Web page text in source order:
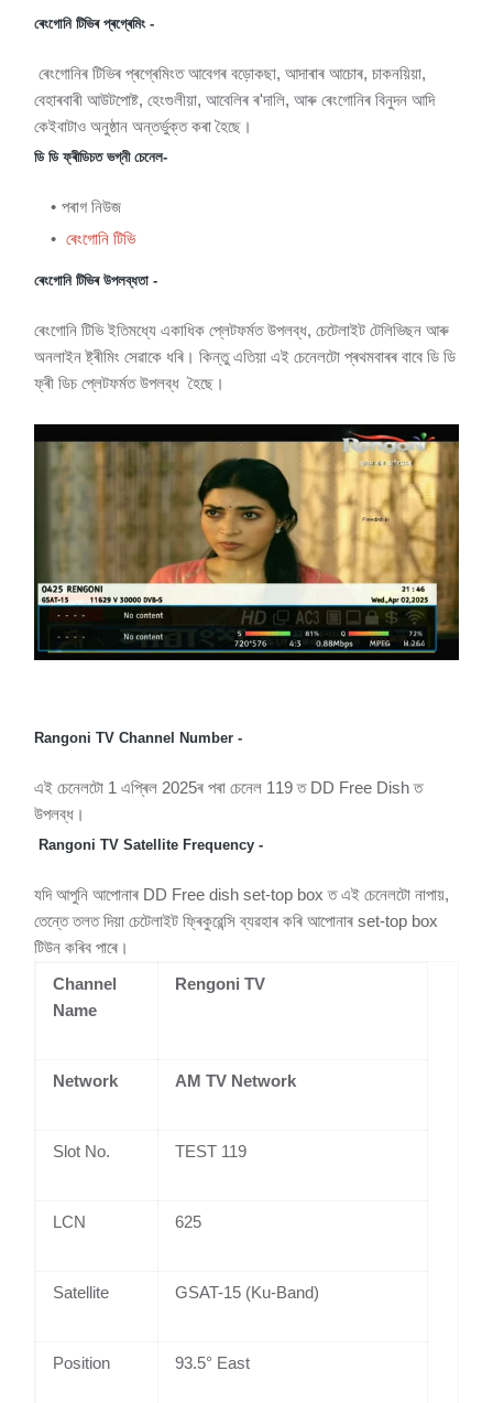
ৰেংগোনি টিভিৰ প্ৰগ্ৰেমিং -
ৰেংগোনিৰ টিভিৰ প্ৰগ্ৰেমিংত আবেগৰ বড়োকছা, আদাৰাৰ আচোৰ, চাকনয়িয়া,
বেহাৰবাৰী আউটপোষ্ট, হেংগুলীয়া, আবেলিৰ ৰ'দালি, আৰু ৰেংগোনিৰ বিনুদন আদি
কেইবাটাও অনুষ্ঠান অন্তৰ্ভুক্ত কৰা হৈছে।
ডি ডি ফ্ৰীডিচত ভগ্নী চেনেল-
পৰাগ নিউজ
ৰেংগোনি টিভি
ৰেংগোনি টিভিৰ উপলব্ধতা -
ৰেংগোনি টিভি ইতিমধ্যে একাধিক প্লেটফৰ্মত উপলব্ধ, চেটেলাইট টেলিভিছন আৰু
অনলাইন ষ্ট্ৰীমিং সেৱাকে ধৰি। কিন্তু এতিয়া এই চেনেলটো প্ৰথমবাৰৰ বাবে ডি ডি
ফ্ৰী ডিচ প্লেটফৰ্মত উপলব্ধ হৈছে।
Rangoni TV Channel Number -
এই চেনেলটো 1 এপ্ৰিল 2025ৰ পৰা চেনেল 119 ত DD Free Dish ত
উপলব্ধ।
Rangoni TV Satellite Frequency -
যদি আপুনি আপোনাৰ DD Free dish set-top box ত এই চেনেলটো নাপায়,
তেন্তে তলত দিয়া চেটেলাইট ফ্ৰিকুৱেন্সি ব্যৱহাৰ কৰি আপোনাৰ set-top box
টিউন কৰিব পাৰে।
Channel
Name
Rengoni TV
Network AM TV Network
Slot No. TEST 119
LCN 625
Satellite GSAT-15 (Ku-Band)
Position 93.5° East